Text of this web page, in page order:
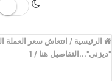
الرئيسية /
"ديزني"...التفاصيل هنا /
1